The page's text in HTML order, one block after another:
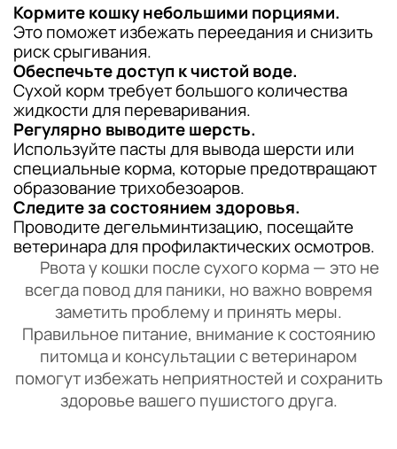
Кормите кошку небольшими порциями.
Это поможет избежать переедания и снизить
риск срыгивания.
Обеспечьте доступ к чистой воде.
Сухой корм требует большого количества
жидкости для переваривания.
Регулярно выводите шерсть.
Используйте пасты для вывода шерсти или
специальные корма, которые предотвращают
образование трихобезоаров.
Следите за состоянием здоровья.
Проводите дегельминтизацию, посещайте
ветеринара для профилактических осмотров.
Рвота у кошки после сухого корма — это не
всегда повод для паники, но важно вовремя
заметить проблему и принять меры.
Правильное питание, внимание к состоянию
питомца и консультации с ветеринаром
помогут избежать неприятностей и сохранить
здоровье вашего пушистого друга.